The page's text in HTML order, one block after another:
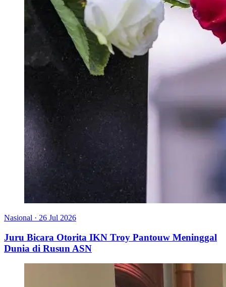
Nasional · 26 Jul 2026
Juru Bicara Otorita IKN Troy Pantouw Meninggal
Dunia di Rusun ASN